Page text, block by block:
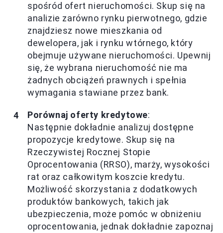
spośród ofert nieruchomości. Skup się na
analizie zarówno rynku pierwotnego, gdzie
znajdziesz nowe mieszkania od
dewelopera, jak i rynku wtórnego, który
obejmuje używane nieruchomości. Upewnij
się, że wybrana nieruchomość nie ma
żadnych obciążeń prawnych i spełnia
wymagania stawiane przez bank.
Porównaj oferty kredytowe:
Następnie dokładnie analizuj dostępne
propozycje kredytowe. Skup się na
Rzeczywistej Rocznej Stopie
Oprocentowania (RRSO), marży, wysokości
rat oraz całkowitym koszcie kredytu.
Możliwość skorzystania z dodatkowych
produktów bankowych, takich jak
ubezpieczenia, może pomóc w obniżeniu
oprocentowania, jednak dokładnie zapoznaj